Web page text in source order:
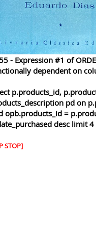
- Expression #1 of
dependent on
p.products_id,
pd on
opb.products_id =
desc limit 4
STOP]